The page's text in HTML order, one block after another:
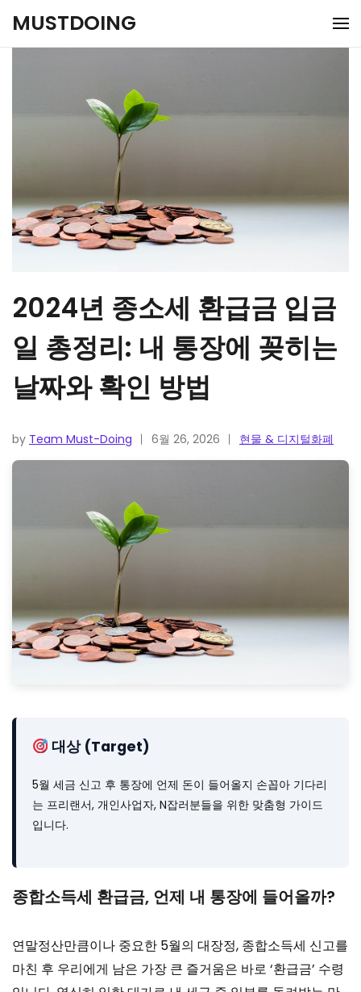
MUSTDOING
2024년 종소세 환급금 입금
일 총정리: 내 통장에 꽂히는
날짜와 확인 방법
by Team Must-Doing 6월 26, 2026 현물 & 디지털화폐
대상 (Target)
5월 세금 신고 후 통장에 언제 돈이 들어올지 손꼽아 기다리
는 프리랜서, 개인사업자, N잡러분들을 위한 맞춤형 가이드
입니다.
종합소득세 환급금, 언제 내 통장에 들어올까?
연말정산만큼이나 중요한 5월의 대장정, 종합소득세 신고를
마친 후 우리에게 남은 가장 큰 즐거움은 바로 ‘환급금’ 수령